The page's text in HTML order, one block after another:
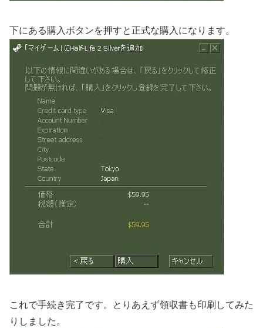
下にある購入ボタンを押すと正式な購入になります。
これで手続き完了です。とりあえず領収書も印刷してみた
りしました。